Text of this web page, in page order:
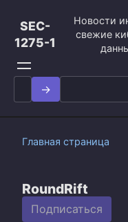
контенту
SEC-
1275-1
Новости
свежие
Search
for:
Главная страница
RoundRift
Подписаться